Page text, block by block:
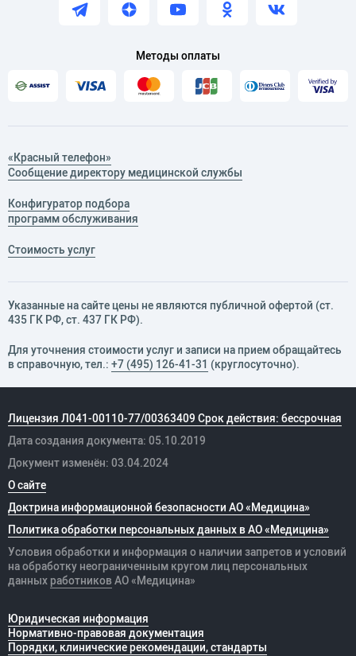
Методы оплаты
«Красный телефон»
Сообщение директору медицинской службы
Конфигуратор подбора
программ обслуживания
Стоимость услуг
Указанные на сайте цены не являются публичной офертой (ст.
435 ГК РФ, cт. 437 ГК РФ).
Для уточнения стоимости услуг и записи на прием обращайтесь
в справочную, тел.: +7 (495) 126-41-31 (круглосуточно).
Лицензия Л041-00110-77/00363409 Срок действия: бессрочная
Дата создания документа: 05.10.2019
Документ изменён: 03.04.2024
О сайте
Доктрина информационной безопасности АО «Медицина»
Политика обработки персональных данных в АО «Медицина»
Условия обработки и информация о наличии запретов и условий
на обработку неограниченным кругом лиц персональных
данных работников АО «Медицина»
Юридическая информация
Нормативно-правовая документация
Порядки, клинические рекомендации, стандарты